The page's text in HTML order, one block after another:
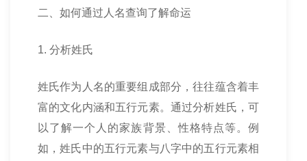
二、如何通过人名查询了解命运
1. 分析姓氏
姓氏作为人名的重要组成部分，往往蕴含着丰
富的文化内涵和五行元素。通过分析姓氏，可
以了解一个人的家族背景、性格特点等。例
如，姓氏中的五行元素与八字中的五行元素相